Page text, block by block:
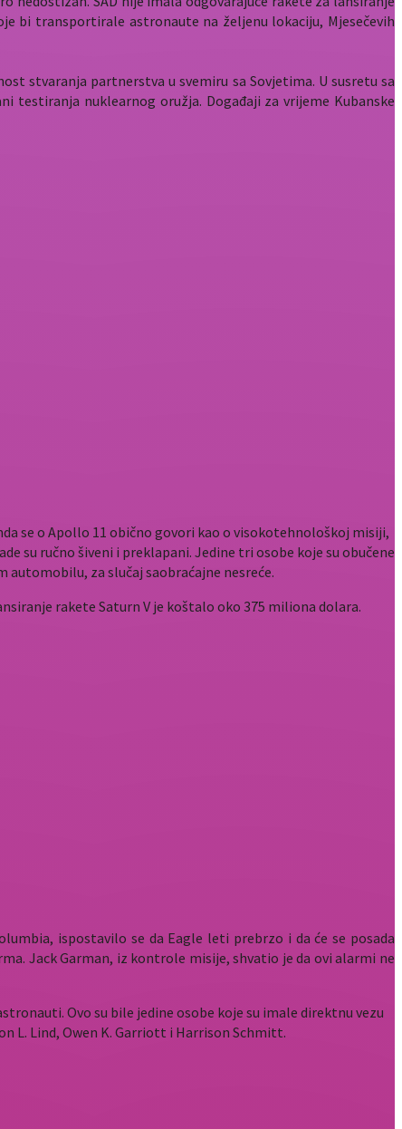
bi transportirale astronaute na željenu lokaciju, Mjesečevih
stvaranja partnerstva u svemiru sa Sovjetima. U susretu sa
testiranja nuklearnog oružja. Događaji za vrijeme Kubanske
se o Apollo 11 obično govori kao o visokotehnološkoj misiji,
su ručno šiveni i preklapani. Jedine tri osobe koje su obučene
automobilu, za slučaj saobraćajne nesreće.
rakete Saturn V je koštalo oko 375 miliona dolara.
ispostavilo se da Eagle leti prebrzo i da će se posada
Jack Garman, iz kontrole misije, shvatio je da ovi alarmi ne
Ovo su bile jedine osobe koje su imale direktnu vezu
L. Lind, Owen K. Garriott i Harrison Schmitt.